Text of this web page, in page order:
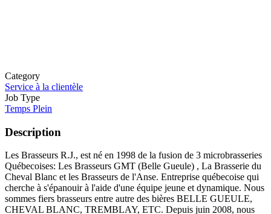
Category
Service à la clientèle
Job Type
Temps Plein
Description
Les Brasseurs R.J., est né en 1998 de la fusion de 3 microbrasseries
Québecoises: Les Brasseurs GMT (Belle Gueule) , La Brasserie du
Cheval Blanc et les Brasseurs de l'Anse. Entreprise québecoise qui
cherche à s'épanouir à l'aide d'une équipe jeune et dynamique. Nous
sommes fiers brasseurs entre autre des bières BELLE GUEULE,
CHEVAL BLANC, TREMBLAY, ETC. Depuis juin 2008, nous